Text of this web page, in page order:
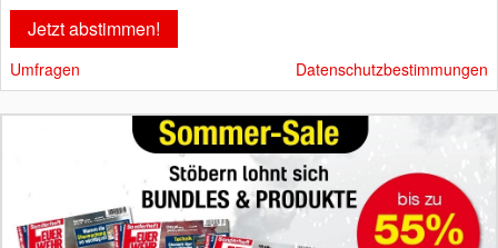
Umfragen Datenschutzbestimmungen